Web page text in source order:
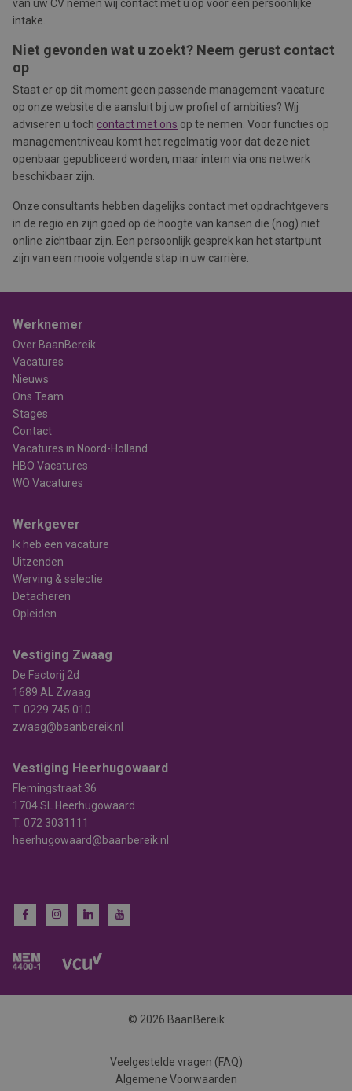
van uw CV nemen wij contact met u op voor een persoonlijke
intake.
Niet gevonden wat u zoekt? Neem gerust contact
op
Staat er op dit moment geen passende management-vacature
op onze website die aansluit bij uw profiel of ambities? Wij
adviseren u toch contact met ons op te nemen. Voor functies op
managementniveau komt het regelmatig voor dat deze niet
openbaar gepubliceerd worden, maar intern via ons netwerk
beschikbaar zijn.
Onze consultants hebben dagelijks contact met opdrachtgevers
in de regio en zijn goed op de hoogte van kansen die (nog) niet
online zichtbaar zijn. Een persoonlijk gesprek kan het startpunt
zijn van een mooie volgende stap in uw carrière.
Werknemer
Over BaanBereik
Vacatures
Nieuws
Ons Team
Stages
Contact
Vacatures in Noord-Holland
HBO Vacatures
WO Vacatures
Werkgever
Ik heb een vacature
Uitzenden
Werving & selectie
Detacheren
Opleiden
Vestiging Zwaag
De Factorij 2d
1689 AL Zwaag
T. 0229 745 010
zwaag@baanbereik.nl
Vestiging Heerhugowaard
Flemingstraat 36
1704 SL Heerhugowaard
T. 072 3031111
heerhugowaard@baanbereik.nl
© 2026 BaanBereik
Veelgestelde vragen (FAQ)
Algemene Voorwaarden